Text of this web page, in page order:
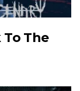
To The